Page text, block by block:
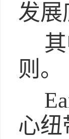
发展
则。
心纽